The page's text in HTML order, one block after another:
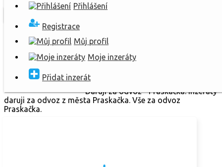
Přihlášení
Registrace
Můj profil
Moje inzeráty
Přidat inzerátHledej
Daruji za odvoz - Praskačka. Inzeráty
daruji za odvoz z města Praskačka. Vše za odvoz
Praskačka.